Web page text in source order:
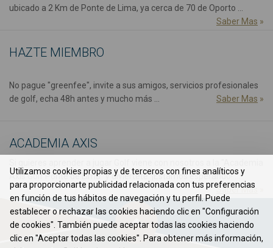
ubicado a 2 Km de Ponte de Lima, ya cerca de 70 de Oporto ...
Saber Mas »
HAZTE MIEMBRO
No pague "greenfee", invite a sus amigos, servicios profesionales
de golf, echa 48h antes y mucho más ...
Saber Mas »
ACADEMIA AXIS
Axis Golf Ponte de Lima" y diviértete. ¡Estamos esperando! ...
Saber Mas
Utilizamos cookies propias y de terceros con fines analíticos y
para proporcionarte publicidad relacionada con tus preferencias
en función de tus hábitos de navegación y tu perfil. Puede
establecer o rechazar las cookies haciendo clic en "Configuración
de cookies". También puede aceptar todas las cookies haciendo
clic en "Aceptar todas las cookies". Para obtener más información,